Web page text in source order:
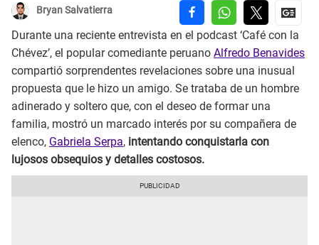
Bryan Salvatierra
Durante una reciente entrevista en el podcast ‘Café con la
Chévez’, el popular comediante peruano Alfredo Benavides
compartió sorprendentes revelaciones sobre una inusual
propuesta que le hizo un amigo. Se trataba de un hombre
adinerado y soltero que, con el deseo de formar una
familia, mostró un marcado interés por su compañera de
elenco, Gabriela Serpa, intentando conquistarla con
lujosos obsequios y detalles costosos.